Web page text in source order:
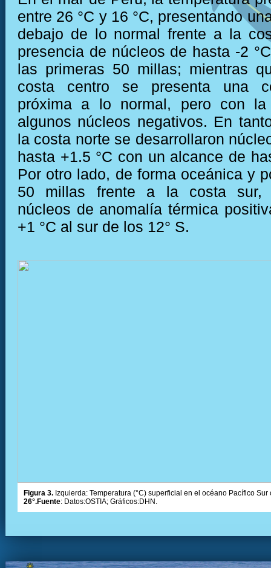
entre 26 °C y 16 °C, presentando
debajo de lo normal frente a la
presencia de núcleos de hasta -2
las primeras 50 millas; mientras
costa centro se presenta una
próxima a lo normal, pero con la
algunos núcleos negativos. En
la costa norte se desarrollaron
hasta +1.5 °C con un alcance de
Por otro lado, de forma oceánica y
50 millas frente a la costa sur,
núcleos de anomalía térmica
+1 °C al sur de los 12° S.
Figura 3. Izquierda: Temperatura (°C) superficial en el océano Pacífico
26°.Fuente: Datos:OSTIA; Gráficos:DHN.